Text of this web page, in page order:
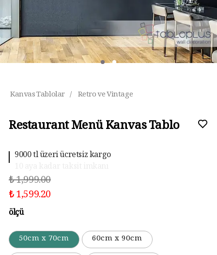
Kanvas Tablolar / Retro ve Vintage
Restaurant Menü Kanvas Tablo
10 aya kadar taksit imkanı
₺ 1,999.00
₺ 1,599.20
ölçü
50cm x 70cm
60cm x 90cm